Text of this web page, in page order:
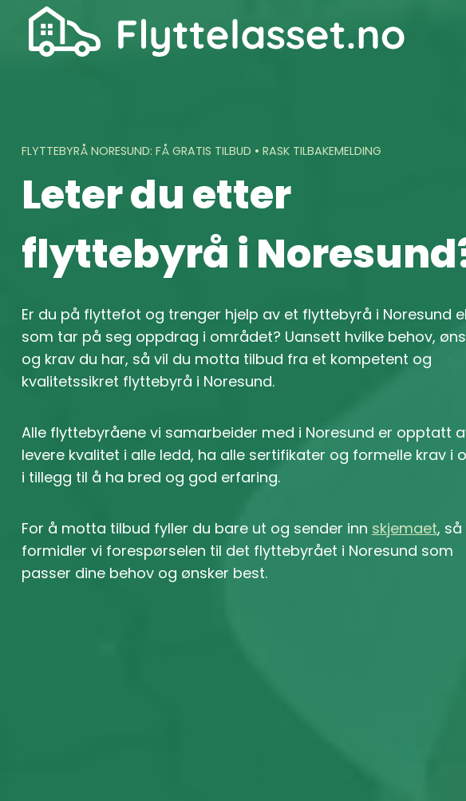
content
FLYTTEBYRÅ NORESUND: FÅ GRATIS TILBUD • RASK TILBAKEMELDING
Leter du etter
flyttebyrå i
Er du på flyttefot og trenger hjelp av et flyttebyrå i Noresund
som tar på seg oppdrag i området? Uansett hvilke behov,
og krav du har, så vil du motta tilbud fra et kompetent og
kvalitetssikret flyttebyrå i Noresund.
Alle flyttebyråene vi samarbeider med i Noresund er opptatt
levere kvalitet i alle ledd, ha alle sertifikater og formelle krav i
i tillegg til å ha bred og god erfaring.
For å motta tilbud fyller du bare ut og sender inn skjemaet, så
formidler vi forespørselen til det flyttebyrået i Noresund som
passer dine behov og ønsker best.